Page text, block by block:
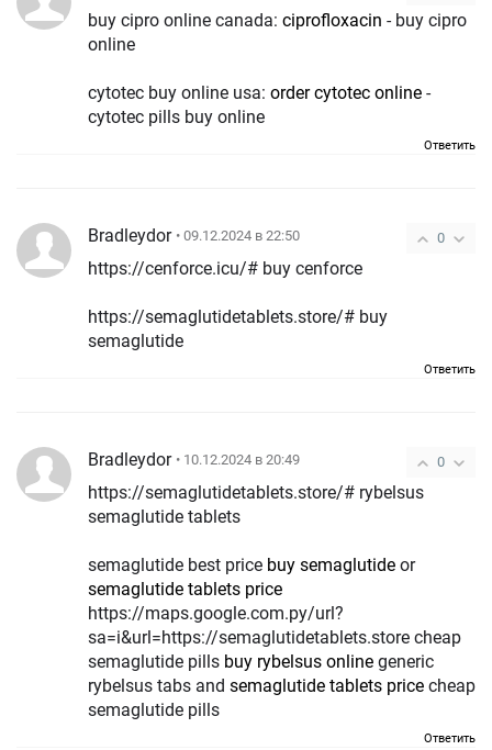
buy cipro online canada: ciprofloxacin - buy cipro
online
cytotec buy online usa: order cytotec online -
cytotec pills buy online
Ответить
0
Bradleydor • 09.12.2024 в 22:50
https://cenforce.icu/# buy cenforce
https://semaglutidetablets.store/# buy
semaglutide
Ответить
0
Bradleydor • 10.12.2024 в 20:49
https://semaglutidetablets.store/# rybelsus
semaglutide tablets
semaglutide best price buy semaglutide or
semaglutide tablets price
https://maps.google.com.py/url?
sa=i&url=https://semaglutidetablets.store cheap
semaglutide pills buy rybelsus online generic
rybelsus tabs and semaglutide tablets price cheap
semaglutide pills
Ответить